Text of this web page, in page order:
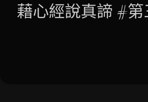
藉心經說真諦 #